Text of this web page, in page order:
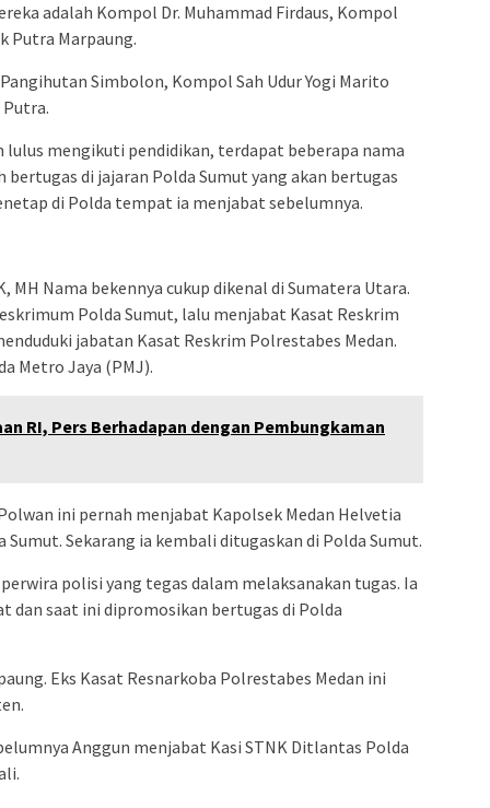
adalah Kompol Dr. Muhammad Firdaus, Kompol
Putra Marpaung.
Simbolon, Kompol Sah Udur Yogi Marito
mengikuti pendidikan, terdapat beberapa nama
di jajaran Polda Sumut yang akan bertugas
di Polda tempat ia menjabat sebelumnya.
MH Nama bekennya cukup dikenal di Sumatera Utara.
Polda Sumut, lalu menjabat Kasat Reskrim
jabatan Kasat Reskrim Polrestabes Medan.
Metro Jaya (PMJ).
RI, Pers Berhadapan dengan Pembungkaman
ini pernah menjabat Kapolsek Medan Helvetia
Sumut. Sekarang ia kembali ditugaskan di Polda Sumut.
polisi yang tegas dalam melaksanakan tugas. Ia
dan saat ini dipromosikan bertugas di Polda
Eks Kasat Resnarkoba Polrestabes Medan ini
Anggun menjabat Kasi STNK Ditlantas Polda